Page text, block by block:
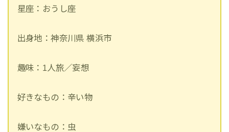
星座：おうし座
出身地：神奈川県 横浜市
趣味：1人旅／妄想
好きなもの：辛い物
嫌いなもの：虫